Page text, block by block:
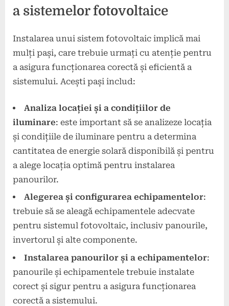
a sistemelor fotovoltaice
Instalarea unui sistem fotovoltaic implică mai
mulți pași, care trebuie urmați cu atenție pentru
a asigura funcționarea corectă și eficientă a
sistemului. Acești pași includ:
Analiza locației și a condițiilor de
iluminare: este important să se analizeze locația
și condițiile de iluminare pentru a determina
cantitatea de energie solară disponibilă și pentru
a alege locația optimă pentru instalarea
panourilor.
Alegerea și configurarea echipamentelor:
trebuie să se aleagă echipamentele adecvate
pentru sistemul fotovoltaic, inclusiv panourile,
invertorul și alte componente.
Instalarea panourilor și a echipamentelor:
panourile și echipamentele trebuie instalate
corect și sigur pentru a asigura funcționarea
corectă a sistemului.